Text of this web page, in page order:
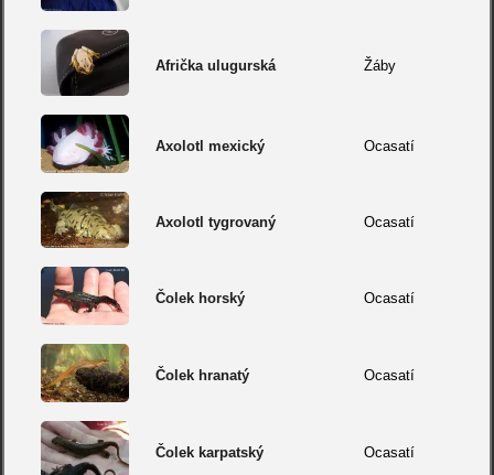
Afrička ulugurská Žáby
Axolotl mexický Ocasatí
Axolotl tygrovaný Ocasatí
Čolek horský Ocasatí
Čolek hranatý Ocasatí
Čolek karpatský Ocasatí